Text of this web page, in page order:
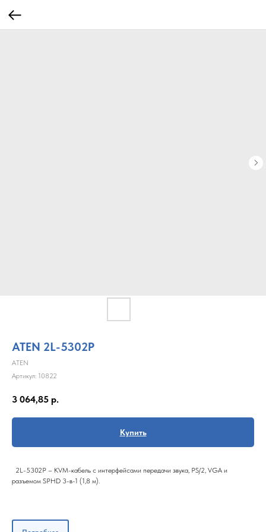
ATEN 2L-5302P
ATEN
Артикул: 10822
3 064,85 р.
Купить
2L-5302P – KVM-кабель с интерфейсами передачи звука, PS/2, VGA и
разъемом SPHD 3-в-1 (1,8 м).